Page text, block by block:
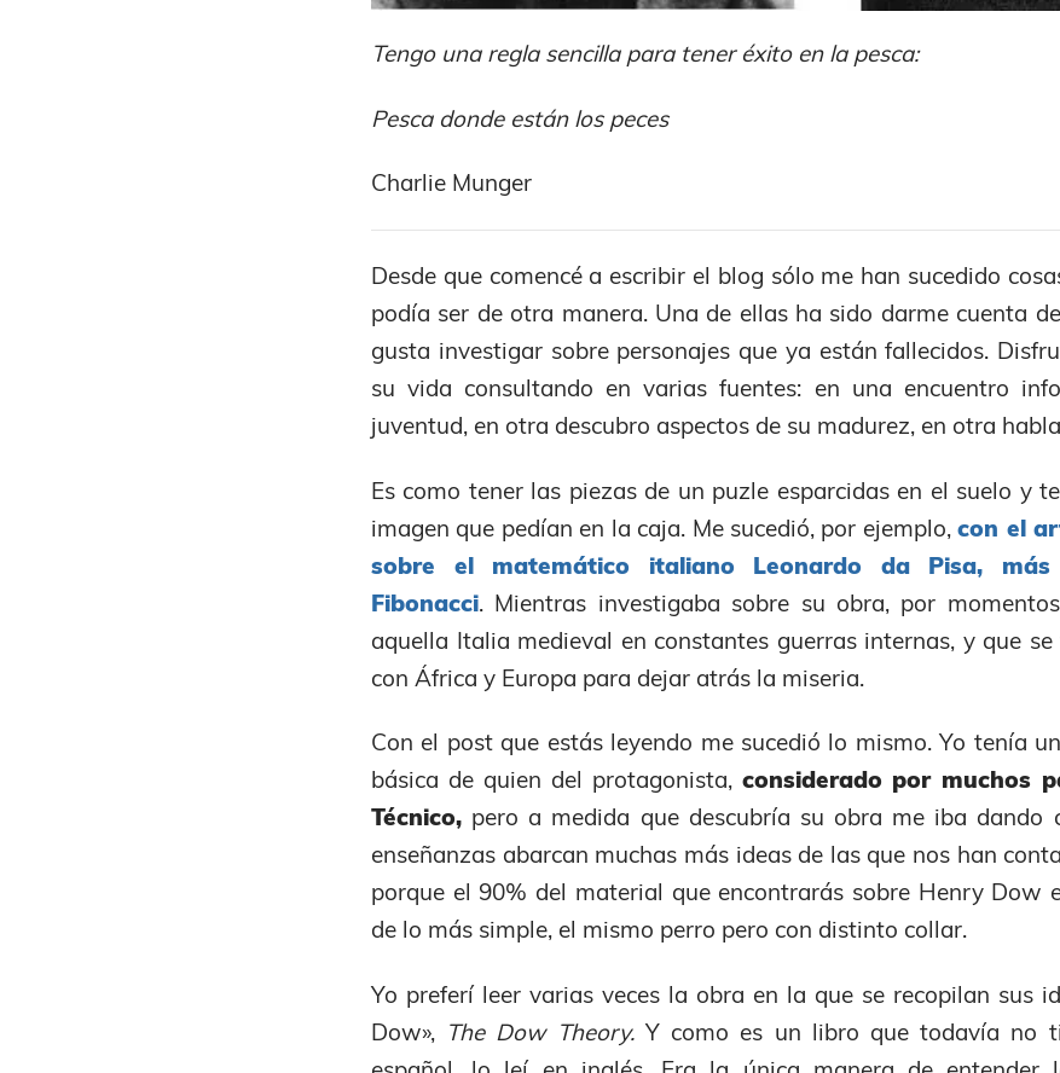
Tengo una regla sencilla para tener éxito en la pesca:
Pesca donde están los peces
Charlie Munger
Desde que comencé a escribir el blog sólo me han sucedido
podía ser de otra manera. Una de ellas ha sido darme cuenta
gusta investigar sobre personajes que ya están fallecidos.
su vida consultando en varias fuentes: en una encuentro
juventud, en otra descubro aspectos de su madurez, en otra
Es como tener las piezas de un puzle esparcidas en el suelo y
imagen que pedían en la caja. Me sucedió, por ejemplo,con el
sobre el matemático italiano Leonardo da Pisa, más
Fibonacci. Mientras investigaba sobre su obra, por
aquella Italia medieval en constantes guerras internas, y que
con África y Europa para dejar atrás la miseria.
Con el post que estás leyendo me sucedió lo mismo. Yo tenía
básica de quien del protagonista, considerado por muchos
Técnico, pero a medida que descubría su obra me iba dando
enseñanzas abarcan muchas más ideas de las que nos han
porque el 90% del material que encontrarás sobre Henry Dow
de lo más simple, el mismo perro pero con distinto collar.
Yo preferí leer varias veces la obra en la que se recopilan sus
Dow», The Dow Theory.Y como es un libro que todavía no